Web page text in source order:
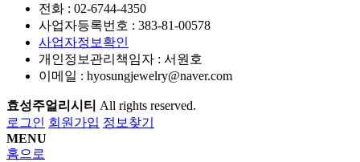
전화 : 02-6744-4350
사업자등록번호 : 383-81-00578
사업자정보확인
개인정보관리책임자 : 서원호
이메일 : hyosungjewelry@naver.com
효성주얼리시티 All rights reserved.
로그인 회원가입 정보찾기
MENU
홈으로